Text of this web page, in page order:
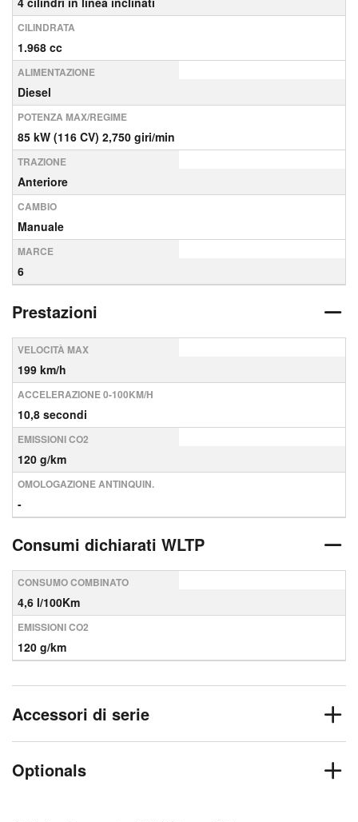
CILINDRATA
1.968 cc
ALIMENTAZIONE
Diesel
POTENZA MAX/REGIME
85 kW (116 CV) 2,750 giri/min
TRAZIONE
Anteriore
CAMBIO
Manuale
MARCE
6
Prestazioni
VELOCITÀ MAX
199 km/h
ACCELERAZIONE 0-100KM/H
10,8 secondi
EMISSIONI CO2
120 g/km
OMOLOGAZIONE ANTINQUIN.
-
Consumi dichiarati WLTP
CONSUMO COMBINATO
4,6 l/100Km
EMISSIONI CO2
120 g/km
Accessori di serie
Optionals